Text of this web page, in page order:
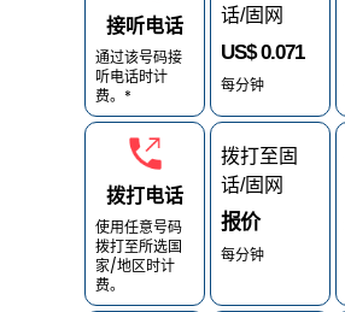
接听电话
通过该号码接
听电话时计
费。*
拨打电话
使用任意号码
拨打至所选国
家/地区时计
费。
话/固网
US$ 0.071
每分钟
拨打至固
话/固网
报价
每分钟